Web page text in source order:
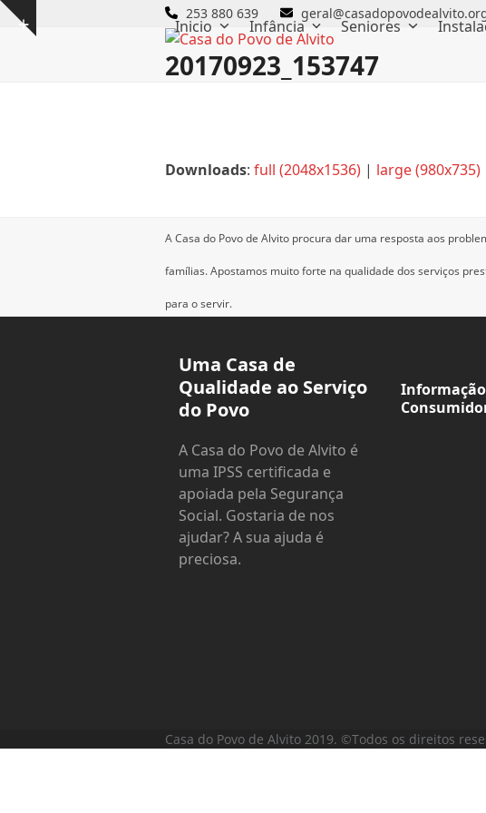
Skip
Show
253 880 639
Inicio Infância Seniores
20170923_153747
Downloads: full (2048x1536) | large (980x735)
A Casa do Povo de Alvito procura dar uma resposta aos
famílias.Apostamos muito forte na qualidade dos serviços
para o servir.
Uma Casa de
Qualidade ao Serviço
do Povo
A Casa do Povo de Alvito é
uma IPSS certificada e
apoiada pela Segurança
Social. Gostaria de nos
ajudar? A sua ajuda é
preciosa.
Casa do Povo de Alvito 2019. ©Todos os direitos